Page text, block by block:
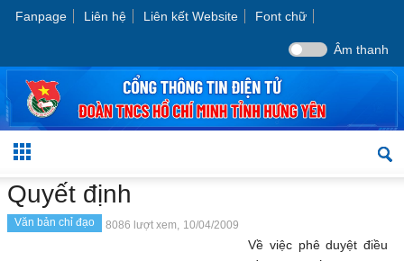
Fanpage Liên hệ Liên kết Website Font chữ
Âm thanh
Quyết định
Văn bản chỉ đạo 8086 lượt xem, 10/04/2009
Về việc phê duyệt điều